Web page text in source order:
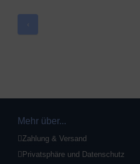
‹
Mehr über...
Zahlung & Versand
Privatsphäre und Datenschutz